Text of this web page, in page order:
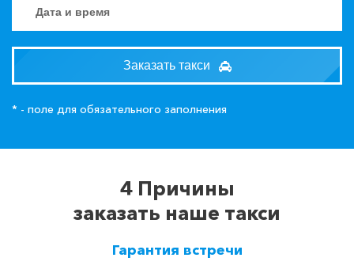
Заказать такси
* - поле для обязательного заполнения
4 Причины
заказать наше такси
Гарантия встречи